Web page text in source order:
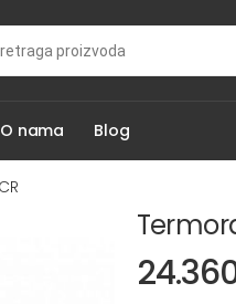
O nama Blog